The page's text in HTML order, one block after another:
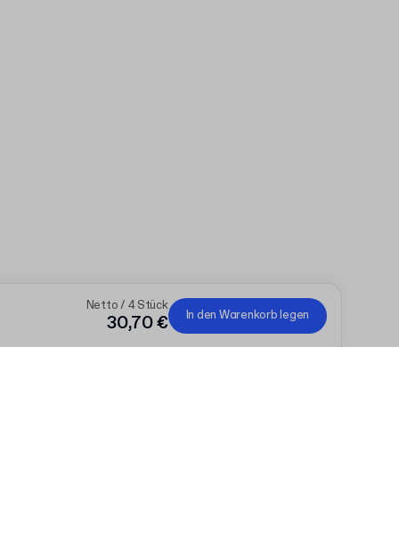
Netto / 4 Stück
30,70 € In den Warenkorb legen